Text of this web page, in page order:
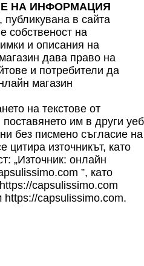
НА ИНФОРМАЦИЯ
в сайта
собственост на
и описания на
дава право на
и потребители да
магазин
на текстове от
им в други уеб
без писмено съгласие на
източникът, като
„Източник: онлайн
”, като
capsulissimo.com
capsulissimo.com.